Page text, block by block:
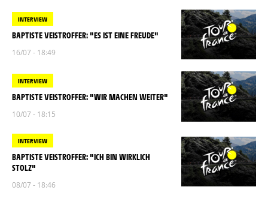
INTERVIEW
BAPTISTE VEISTROFFER: "ES IST EINE FREUDE"
16/07 - 18:49
INTERVIEW
BAPTISTE VEISTROFFER: "WIR MACHEN WEITER"
10/07 - 18:15
INTERVIEW
BAPTISTE VEISTROFFER: "ICH BIN WIRKLICH
STOLZ"
08/07 - 18:46